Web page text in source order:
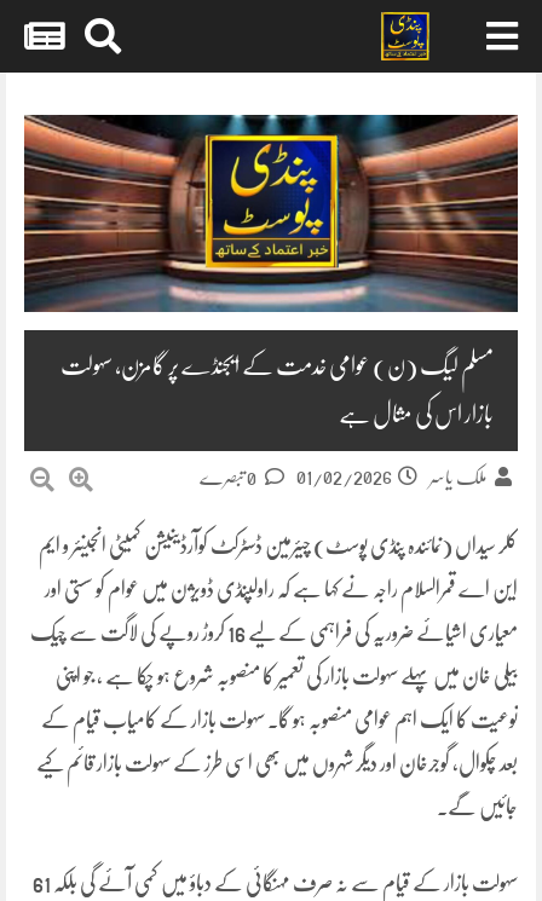
content
مسلم لیگ (ن) عوامی خدمت کے ایجنڈے پر گامزن، سہولت
بازار اس کی مثال ہے
ملک یاسر 01/02/2026
کلر سیداں (نمائندہ پنڈی پوسٹ) چیئرمین ڈسٹرکٹ کوآرڈینیشن کمیٹی انجینئر و ایم
این اے قمرالسلام راجہ نے کہا ہے کہ راولپنڈی ڈویژن میں عوام کو سستی اور
معیاری اشیائے ضروریہ کی فراہمی کے لیے 16 کروڑ روپے کی لاگت سے چیک
بیلی خان میں پہلے سہولت بازار کی تعمیر کا منصوبہ شروع ہو چکا ہے ، جو اپنی
نوعیت کا ایک اہم عوامی منصوبہ ہو گا۔ سہولت بازار کے کامیاب قیام کے
بعد چکوال، گوجرخان اور دیگر شہروں میں بھی اسی طرز کے سہولت بازار قائم کیے
جائیں گے۔
سہولت بازار کے قیام سے نہ صرف مہنگائی کے دباؤ میں کمی آئے گی بلکہ 61